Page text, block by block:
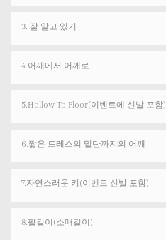
3. 잘 알고 있기
4.어깨에서 어깨로
5.Hollow To Floor(이벤트에 신발 포함)
6.짧은 드레스의 밑단까지의 어깨
7.자연스러운 키(이벤트 신발 포함)
8.팔길이(소매길이)